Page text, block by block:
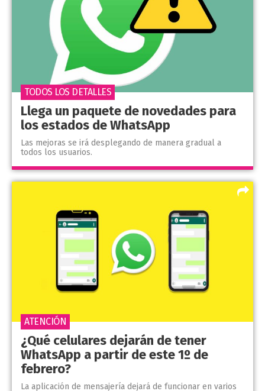
Llega un paquete de novedades para
los estados de WhatsApp
Las mejoras se irá desplegando de manera gradual a
todos los usuarios.
TODOS LOS DETALLES
¿Qué celulares dejarán de tener
WhatsApp a partir de este 1º de
febrero?
La aplicación de mensajería dejará de funcionar en varios
ATENCIÓN